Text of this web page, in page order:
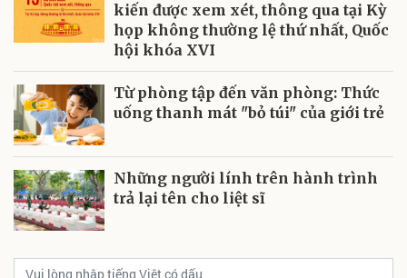
kiến được xem xét, thông qua tại Kỳ
họp không thường lệ thứ nhất, Quốc
hội khóa XVI
Từ phòng tập đến văn phòng: Thức
uống thanh mát "bỏ túi" của giới trẻ
Những người lính trên hành trình
trả lại tên cho liệt sĩ